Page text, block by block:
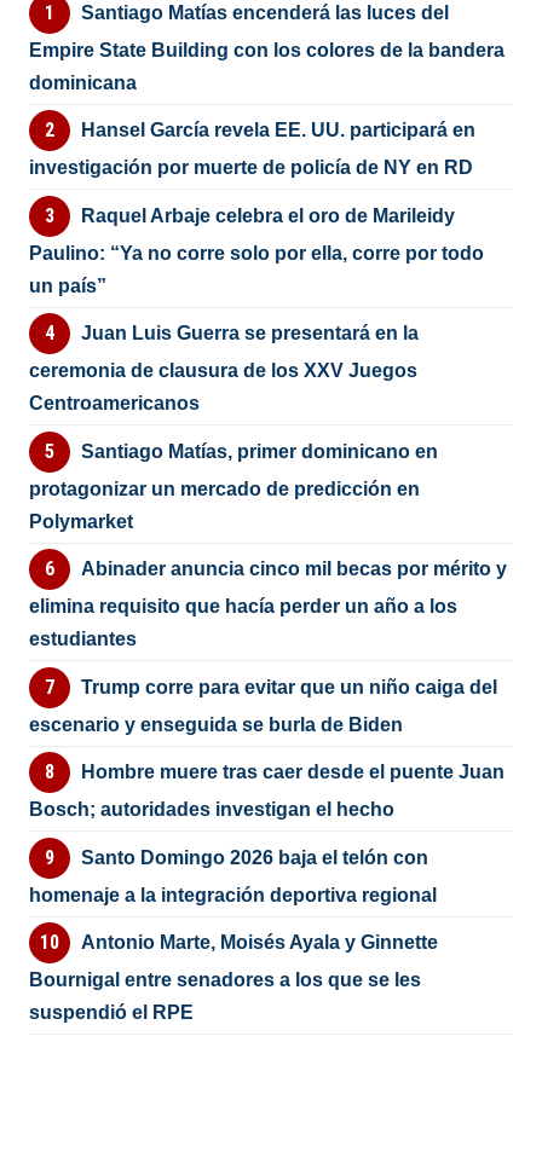
Santiago Matías encenderá las luces del
Empire State Building con los colores de la bandera
dominicana
Hansel García revela EE. UU. participará en
investigación por muerte de policía de NY en RD
Raquel Arbaje celebra el oro de Marileidy
Paulino: “Ya no corre solo por ella, corre por todo
un país”
Juan Luis Guerra se presentará en la
ceremonia de clausura de los XXV Juegos
Centroamericanos
Santiago Matías, primer dominicano en
protagonizar un mercado de predicción en
Polymarket
Abinader anuncia cinco mil becas por mérito y
elimina requisito que hacía perder un año a los
estudiantes
Trump corre para evitar que un niño caiga del
escenario y enseguida se burla de Biden
Hombre muere tras caer desde el puente Juan
Bosch; autoridades investigan el hecho
Santo Domingo 2026 baja el telón con
homenaje a la integración deportiva regional
Antonio Marte, Moisés Ayala y Ginnette
Bournigal entre senadores a los que se les
suspendió el RPE